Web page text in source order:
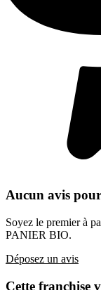
Aucun avis
Soyez le premier à
PANIER BIO.
Déposez un avis
Cette franchise